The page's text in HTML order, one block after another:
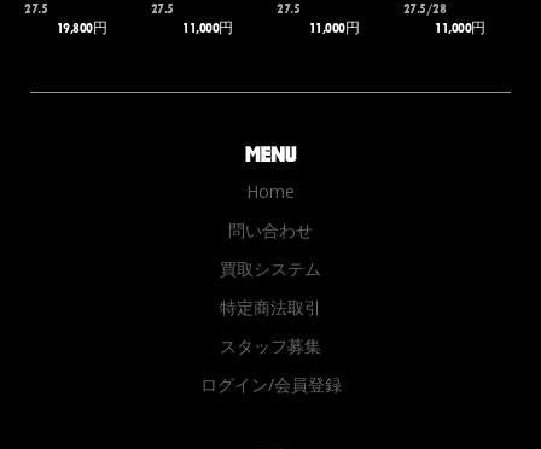
27.5
19,800円
27.5
11,000円
27.5
11,000円
27.5/28
11,000円
Home
問い合わせ
買取システム
特定商法取引
スタッフ募集
ログイン/会員登録